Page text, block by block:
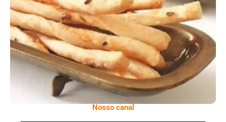
Comer Bem: Palitinhos De Cebola E Salsa
Nosso canal